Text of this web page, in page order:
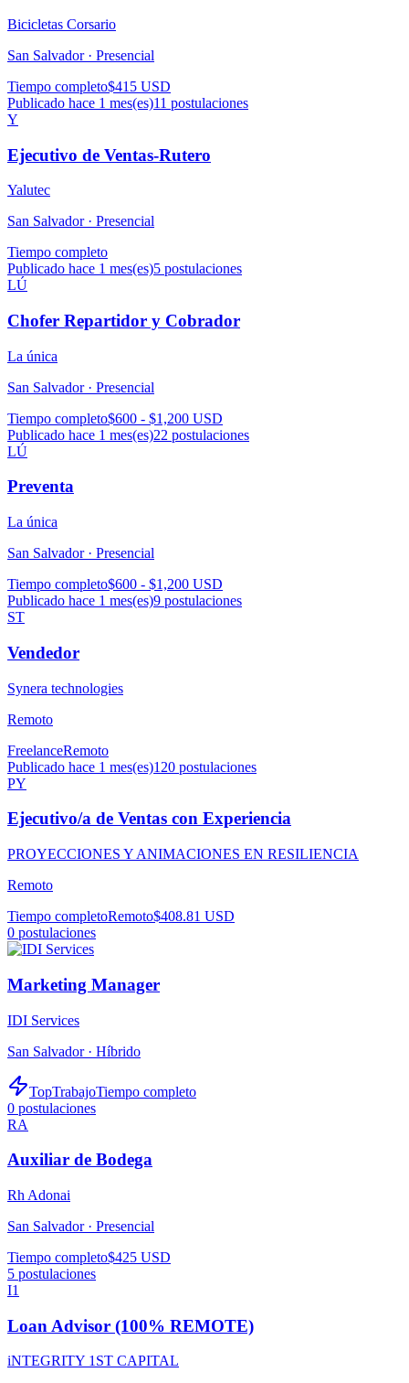
Bicicletas Corsario
San Salvador · Presencial
Tiempo completo$415 USD
Publicado hace 1 mes(es)11 postulaciones
Y
Ejecutivo de Ventas-Rutero
Yalutec
San Salvador · Presencial
Tiempo completo
Publicado hace 1 mes(es)5 postulaciones
LÚ
Chofer Repartidor y Cobrador
La única
San Salvador · Presencial
Tiempo completo$600 - $1,200 USD
Publicado hace 1 mes(es)22 postulaciones
LÚ
Preventa
La única
San Salvador · Presencial
Tiempo completo$600 - $1,200 USD
Publicado hace 1 mes(es)9 postulaciones
ST
Vendedor
Synera technologies
Remoto
FreelanceRemoto
Publicado hace 1 mes(es)120 postulaciones
PY
Ejecutivo/a de Ventas con Experiencia
PROYECCIONES Y ANIMACIONES EN RESILIENCIA
Remoto
Tiempo completoRemoto$408.81 USD
0 postulaciones
Marketing Manager
IDI Services
San Salvador · Híbrido
TopTrabajoTiempo completo
0 postulaciones
RA
Auxiliar de Bodega
Rh Adonai
San Salvador · Presencial
Tiempo completo$425 USD
5 postulaciones
I1
Loan Advisor (100% REMOTE)
iNTEGRITY 1ST CAPITAL